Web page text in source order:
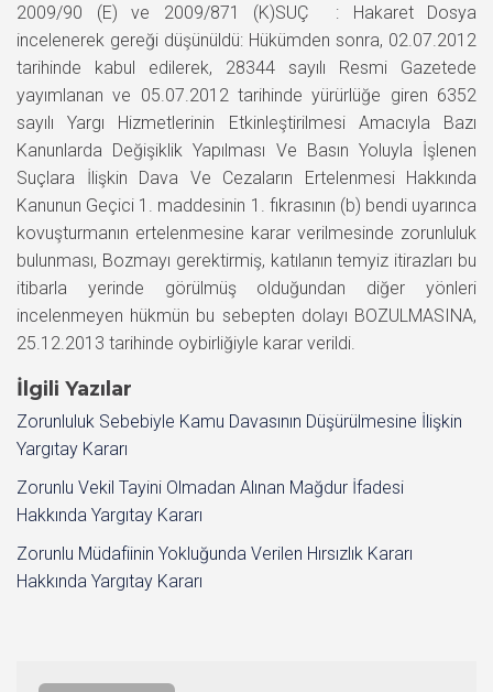
2009/90 (E) ve 2009/871 (K)SUÇ : Hakaret Dosya
incelenerek gereği düşünüldü: Hükümden sonra, 02.07.2012
tarihinde kabul edilerek, 28344 sayılı Resmi Gazetede
yayımlanan ve 05.07.2012 tarihinde yürürlüğe giren 6352
sayılı Yargı Hizmetlerinin Etkinleştirilmesi Amacıyla Bazı
Kanunlarda Değişiklik Yapılması Ve Basın Yoluyla İşlenen
Suçlara İlişkin Dava Ve Cezaların Ertelenmesi Hakkında
Kanunun Geçici 1. maddesinin 1. fıkrasının (b) bendi uyarınca
kovuşturmanın ertelenmesine karar verilmesinde zorunluluk
bulunması, Bozmayı gerektirmiş, katılanın temyiz itirazları bu
itibarla yerinde görülmüş olduğundan diğer yönleri
incelenmeyen hükmün bu sebepten dolayı BOZULMASINA,
25.12.2013 tarihinde oybirliğiyle karar verildi.
İlgili Yazılar
Zorunluluk Sebebiyle Kamu Davasının Düşürülmesine İlişkin
Yargıtay Kararı
Zorunlu Vekil Tayini Olmadan Alınan Mağdur İfadesi
Hakkında Yargıtay Kararı
Zorunlu Müdafiinin Yokluğunda Verilen Hırsızlık Kararı
Hakkında Yargıtay Kararı